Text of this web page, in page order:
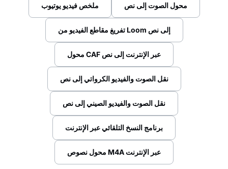
ملخص فيديو يوتيوب محول الصوت إلى نص
تفريغ مقاطع الفيديو من Loom إلى نص
محول CAF عبر الإنترنت إلى نص
نقل الصوت والفيديو الكرواتي إلى نص
نقل الصوت والفيديو الصيني إلى نص
برنامج النسخ التلقائي عبر الإنترنت
محول نصوص M4A عبر الإنترنت